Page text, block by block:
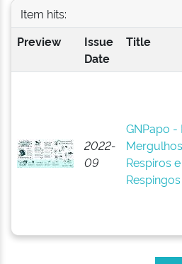
Item hits:
Preview
Issue
Date
Title
2022-
09
GNPapo -
Respiros e
Respingos